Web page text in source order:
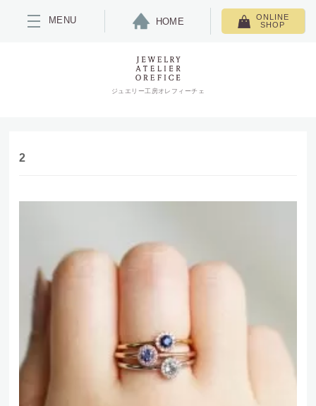
MENU HOME
ONLINE
SHOP
ジュエリー工房オレフィーチェ
2